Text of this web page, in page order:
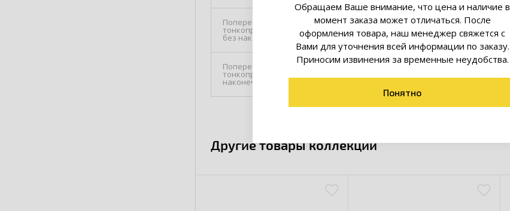
Поперечн. сечение подключ.
тонкопроволочного провода
без наконечника, мм²
35...35
Поперечн. сечение подключ.
тонкопроволочного провода с
наконечником, мм²
35...35
Другие товары коллекции
Обращаем Ваше внимание, что цена и наличие в
момент заказа может отличаться. После
оформления товара, наш менеджер свяжется с
Вами для уточнения всей информации по заказу.
Приносим извинения за временные неудобства.
Понятно